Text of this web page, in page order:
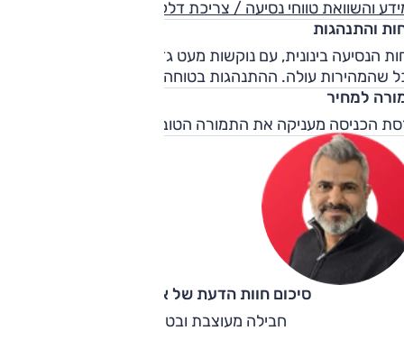
והשוואת טווחי נסיעה / צריכת דלק
והתנהגות
הנסיעה בינונית, עם נוקשות מעט גדולה מהצפוי, אך
שהמהירות עולה. ההתנהגות בטוחה ומהנה, עם מעט זוויות
למחיר
הכניסה מעניקה את התמורה הטובה ביותר למחיר.
סיכום חוות הדעת של אוהד אלגוב
חבילה מעוצבת ובטיחותית.